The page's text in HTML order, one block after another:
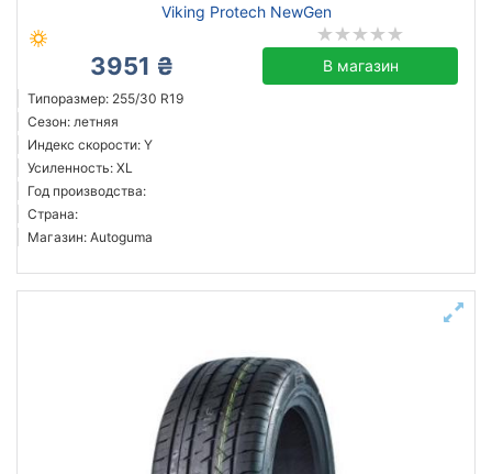
Viking Protech NewGen
3951 ₴ В магазин
Типоразмер: 255/30 R19
Сезон: летняя
Индекс скорости: Y
Усиленность: XL
Год производства:
Страна:
Магазин: Autoguma